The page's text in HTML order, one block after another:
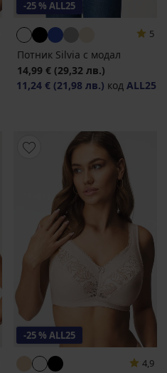
-25 % ALL25
5
Потник Silvia с модал
14,99 € (29,32 лв.)
11,24 € (21,98 лв.) код ALL25
-25 % ALL25
4,9